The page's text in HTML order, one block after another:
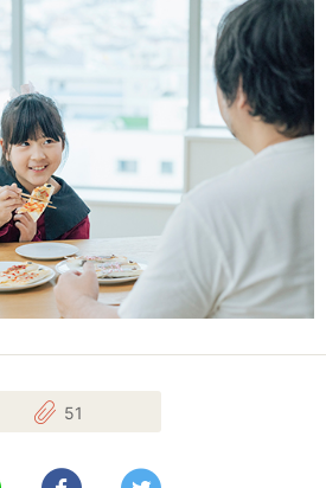
51
LINEで送る Facebookでシェアする